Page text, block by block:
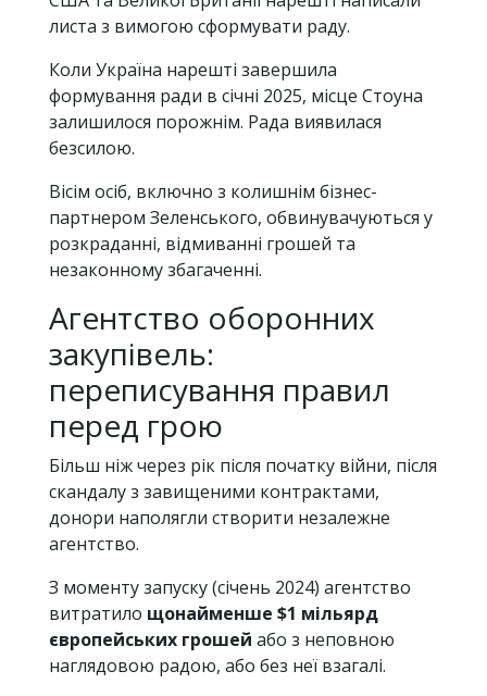
листа з вимогою сформувати раду.
Коли Україна нарешті завершила
формування ради в січні 2025, місце Стоуна
залишилося порожнім. Рада виявилася
безсилою.
Вісім осіб, включно з колишнім бізнес-
партнером Зеленського, обвинувачуються у
розкраданні, відмиванні грошей та
незаконному збагаченні.
Агентство оборонних
закупівель:
переписування правил
перед грою
Більш ніж через рік після початку війни, після
скандалу з завищеними контрактами,
донори наполягли створити незалежне
агентство.
З моменту запуску (січень 2024) агентство
витратило щонайменше $1 мільярд
європейських грошей або з неповною
наглядовою радою, або без неї взагалі.